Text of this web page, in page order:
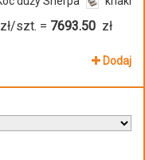
zł/szt. = 7693.50 zł
Dodaj